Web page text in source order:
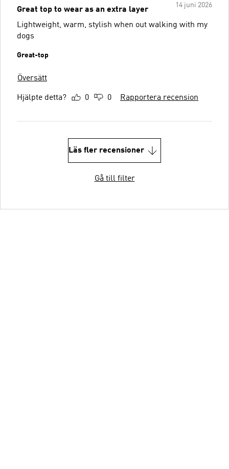
14 juni 2026
Great top to wear as an extra layer
Lightweight, warm, stylish when out walking with my
dogs
Great-top
Översätt
Hjälpte detta? 0 0 Rapportera recension
Läs fler recensioner
Gå till filter